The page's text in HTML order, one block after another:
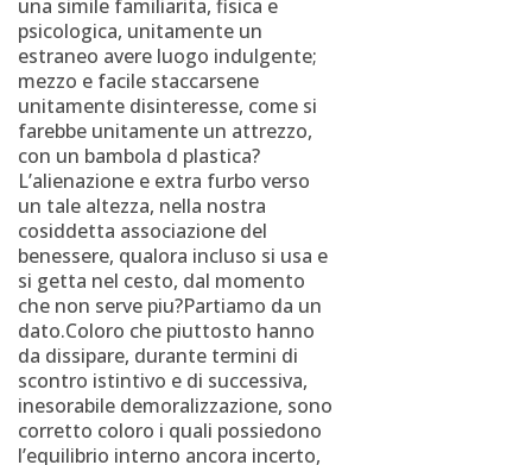
una simile familiarita, fisica e
psicologica, unitamente un
estraneo avere luogo indulgente;
mezzo e facile staccarsene
unitamente disinteresse, come si
farebbe unitamente un attrezzo,
con un bambola d plastica?
L’alienazione e extra furbo verso
un tale altezza, nella nostra
cosiddetta associazione del
benessere, qualora incluso si usa e
si getta nel cesto, dal momento
che non serve piu?Partiamo da un
dato.Coloro che piuttosto hanno
da dissipare, durante termini di
scontro istintivo e di successiva,
inesorabile demoralizzazione, sono
corretto coloro i quali possiedono
l’equilibrio interno ancora incerto,